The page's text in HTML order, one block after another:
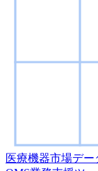
医療機器市場デー